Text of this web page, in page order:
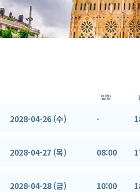
입항
2028-04-26 (수) -
2028-04-27 (목) 08:00
2028-04-28 (금) 10:00